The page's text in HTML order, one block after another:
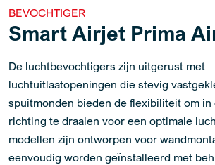
BEVOCHTIGER
Smart Airjet Prima
De luchtbevochtigers zijn uitgerust met
luchtuitlaatopeningen die stevig
spuitmonden bieden de flexibiliteit om
richting te draaien voor een optimale
modellen zijn ontworpen voor
eenvoudig worden geïnstalleerd met